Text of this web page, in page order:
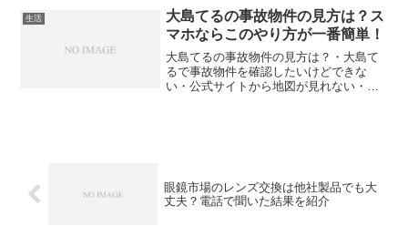
プロンが必要になったんです。となる
と、100均で購入した...
生活
大島てるの事故物件の見方は？ス
マホならこのやり方が一番簡単！
大島てるの事故物件の見方は？・大島て
るで事故物件を確認したいけどできな
い・公式サイトから地図が見れない・大
眼鏡市場のレンズ交換は他社製品でも大
丈夫？電話で聞いた結果を紹介